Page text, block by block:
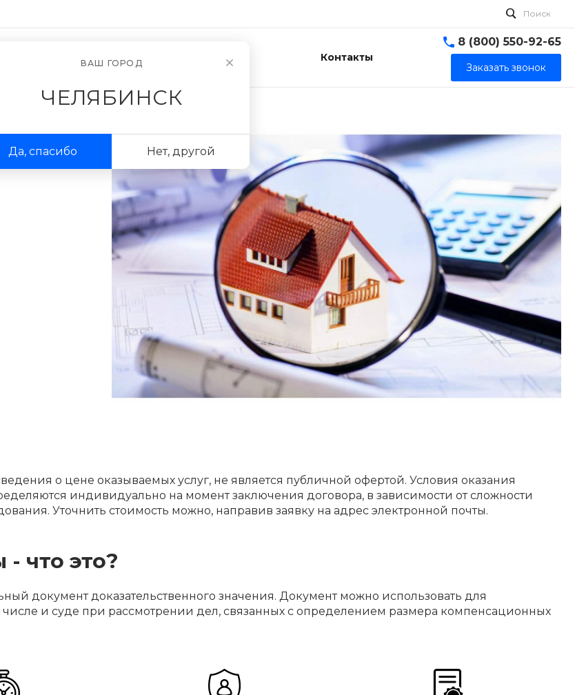
ВАШ ГОРОД
ЧЕЛЯБИНСК
Да, спасибо Нет, другой
Поиск
О компании Контакты
8 (800) 550-92-65
Заказать звонок
о цене оказываемых услуг, не является публичной офертой. Условия оказания
индивидуально на момент заключения договора, в зависимости от сложности
Уточнить стоимость можно, направив заявку на адрес электронной почты.
что это?
документ доказательственного значения. Документ можно использовать для
и суде при рассмотрении дел, связанных с определением размера компенсационных